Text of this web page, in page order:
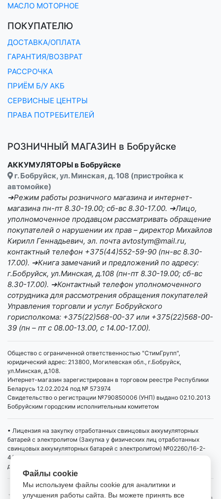
МАСЛО МОТОРНОЕ
ПОКУПАТЕЛЮ
ДОСТАВКА/ОПЛАТА
ГАРАНТИЯ/ВОЗВРАТ
РАССРОЧКА
ПРИЁМ Б/У АКБ
СЕРВИСНЫЕ ЦЕНТРЫ
ПРАВА ПОТРЕБИТЕЛЕЙ
РОЗНИЧНЫЙ МАГАЗИН в Бобруйске
АККУМУЛЯТОРЫ в Бобруйске
г. Бобруйск, ул. Минская, д. 108 (пристройка к
автомойке)
➔Режим работы розничного магазина и интернет-
магазина пн-пт 8.30-19.00; сб-вс 8.30-17.00. ➔Лицо,
уполномоченное продавцом рассматривать обращение
покупателей о нарушении их прав – директор Михайлов
Кирилл Геннадьевич, эл. почта avtostym@mail.ru,
контактный телефон +375(44)552-59-90 (пн-вс 8.30-
17.00). ➔Книга замечаний и предложений по адресу:
г.Бобруйск, ул.Минская, д.108 (пн-пт 8.30-19.00; сб-вс
8.30-17.00). ➔Контактный телефон уполномоченного
сотрудника для рассмотрения обращения покупателей
Управления торговли и услуг Бобруйского
горисполкома: +375(22)568-00-37 или +375(22)568-00-
39 (пн – пт с 08.00-13.00, с 14.00-17.00).
Общество с ограниченной ответственностью "СтимГрупп",
юридический адрес: 213800, Могилевская обл., г.Бобруйск,
ул.Минская, д.108.
Интернет-магазин зарегистрирован в торговом реестре Республики
Беларусь 12.02.2024 под № 573974
Свидетельство о регистрации №790850006 (УНП) выдано 02.10.2013
Бобруйским городским исполнительным комитетом
• Лицензия на закупку отработанных свинцовых аккумуляторных
батарей с электролитом (Закупка у физических лиц отработанных
свинцовых аккумуляторных батарей с электролитом) №02260/16-2-
4/4 от 01.04.2019 выдана Министерством промышленности РБ,
действует бессрочно
Файлы cookie
Мы используем файлы cookie для аналитики и
улучшения работы сайта. Вы можете принять все